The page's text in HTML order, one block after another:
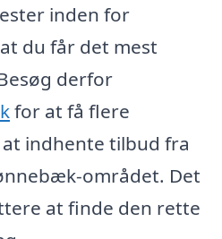
inden for
du får det mest
derfor
for at få flere
indhente tilbud fra
området. Det
at finde den rette